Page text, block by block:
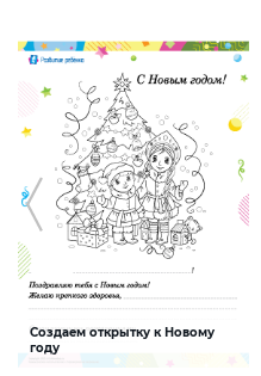
Создаем открытку к Новому
году